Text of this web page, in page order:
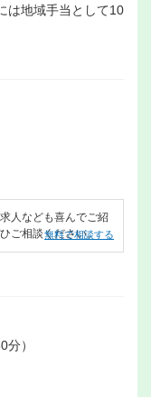
は地域手当として10
人なども喜んでご紹
ご相談ください。
無料で相談する
）